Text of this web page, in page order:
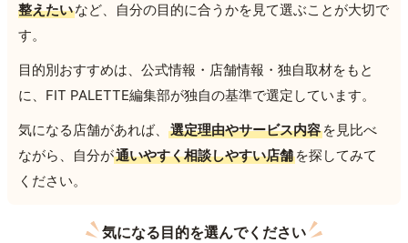
整えたいなど、自分の目的に合うかを見て選ぶことが大切で
す。
目的別おすすめは、公式情報・店舗情報・独自取材をもと
に、FIT PALETTE編集部が独自の基準で選定しています。
気になる店舗があれば、
選定理由やサービス内容 を見比べ
ながら、自分が通いやすく相談しやすい店舗 を探してみて
ください。
気になる目的を選んでください